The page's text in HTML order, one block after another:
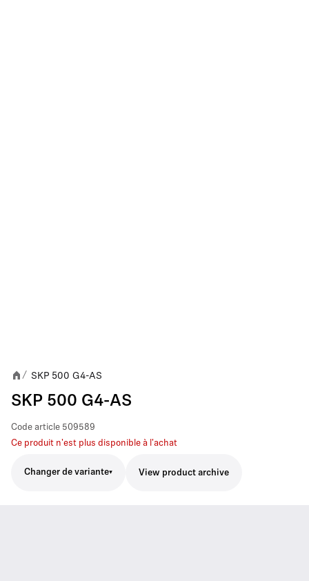
/ SKP 500 G4-AS
SKP 500 G4-AS
Code article 509589
Ce produit n'est plus disponible à l'achat
Changer de variante View product archive